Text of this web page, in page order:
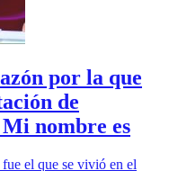
por la que
de
nombre es
el que se vivió en el